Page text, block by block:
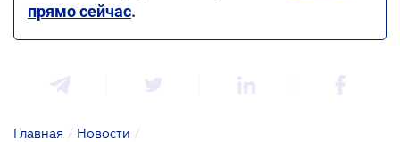
прямо сейчас.
Главная / Новости /